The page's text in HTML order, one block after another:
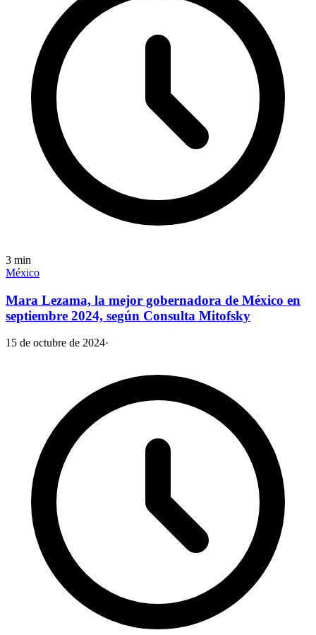
3 min
México
Mara Lezama, la mejor gobernadora de México en
septiembre 2024, según Consulta Mitofsky
15 de octubre de 2024·